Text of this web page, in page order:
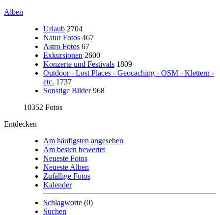
Alben
Urlaub 2704
Natur Fotos 467
Astro Fotos 67
Exkursionen 2600
Konzerte und Festivals 1809
Outdoor - Lost Places - Geocaching - OSM - Klettern -
etc. 1737
Sonstige Bilder 968
10352 Fotos
Entdecken
Am häufigsten angesehen
Am besten bewertet
Neueste Fotos
Neueste Alben
Zufällige Fotos
Kalender
Schlagworte (0)
Suchen